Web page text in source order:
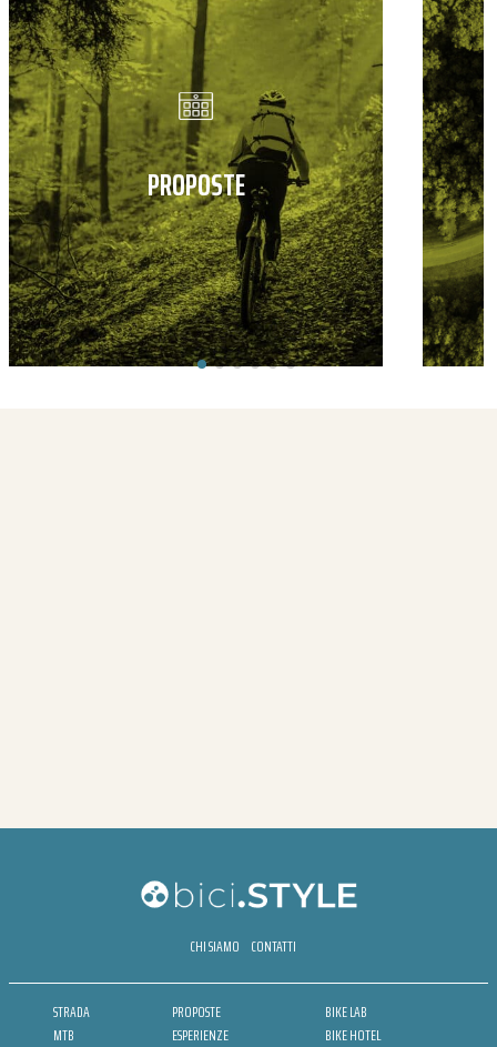
PROPOSTE
CHI SIAMO CONTATTI
STRADA
MTB
PROPOSTE
ESPERIENZE
BIKE LAB
BIKE HOTEL